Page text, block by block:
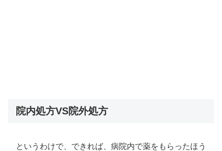
院内処方VS院外処方
というわけで、できれば、病院内で薬をもらったほう